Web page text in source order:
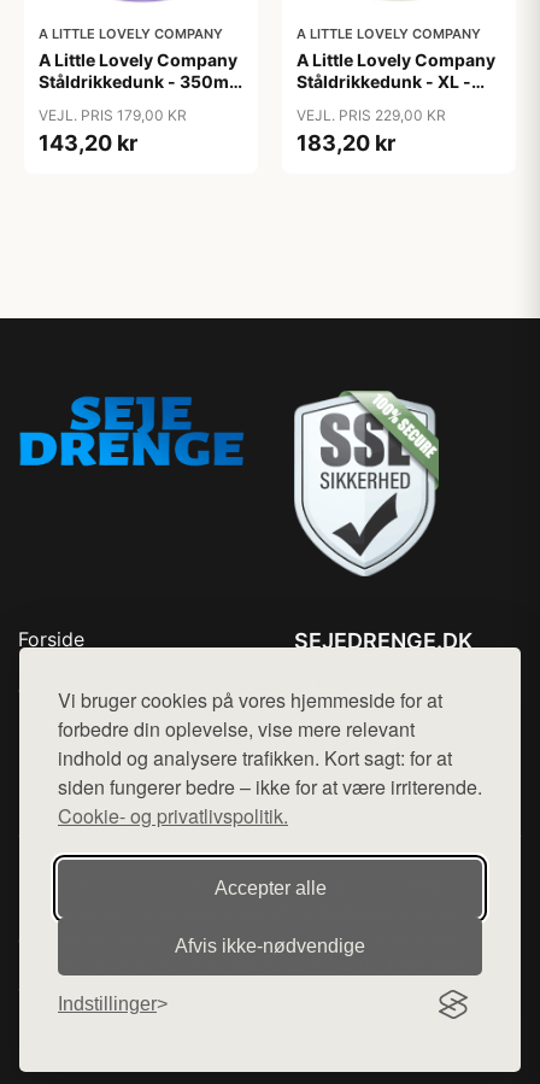
Vi bruger cookies på vores hjemmeside for at
forbedre din oplevelse, vise mere relevant
indhold og analysere trafikken. Kort sagt: for at
siden fungerer bedre – ikke for at være irriterende.
Cookie- og privatlivspolitik.
Accepter alle
Afvis ikke‑nødvendige
Indstillinger
A LITTLE LOVELY COMPANY
A Little Lovely Company
Ståldrikkedunk - 350ml
VEJL. PRIS 179,00 KR
143,20 kr
A LITTLE LOVELY COMPANY
A Little Lovely Company
Ståldrikkedunk - XL -
VEJL. PRIS 229,00 KR
183,20 kr
Forside
Top Rabatter
Kontakt
SEJEDRENGE.DK
Mail: hej@want.dk
Cookie- og privatlivspolitik
Denne side er en del af want.dk, der udgiver en række
hjemmesider med præsentation af forskellige produkter fra
diverse webshops. Der sælges ikke varer fra denne side - vi
henviser til de shops, som sælger varen. Vi har heller ikke
varerne på lager.